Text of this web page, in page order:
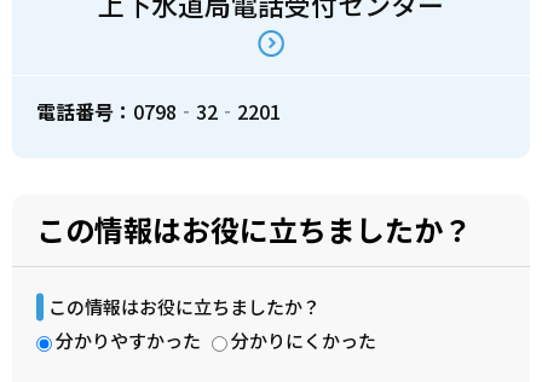
電話番号： 0798‐32‐2201
この情報はお役に立ちましたか？
この情報はお役に立ちましたか？
分かりやすかった
分かりにくかった